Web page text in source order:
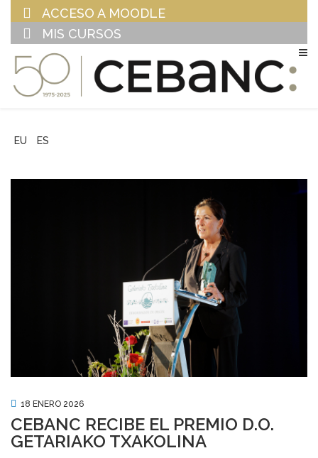
ACCESO A MOODLE
MIS CURSOS
EU ES
18 ENERO 2026
CEBANC RECIBE EL PREMIO D.O.
GETARIAKO TXAKOLINA